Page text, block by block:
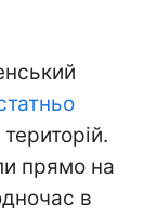
прямо на
в